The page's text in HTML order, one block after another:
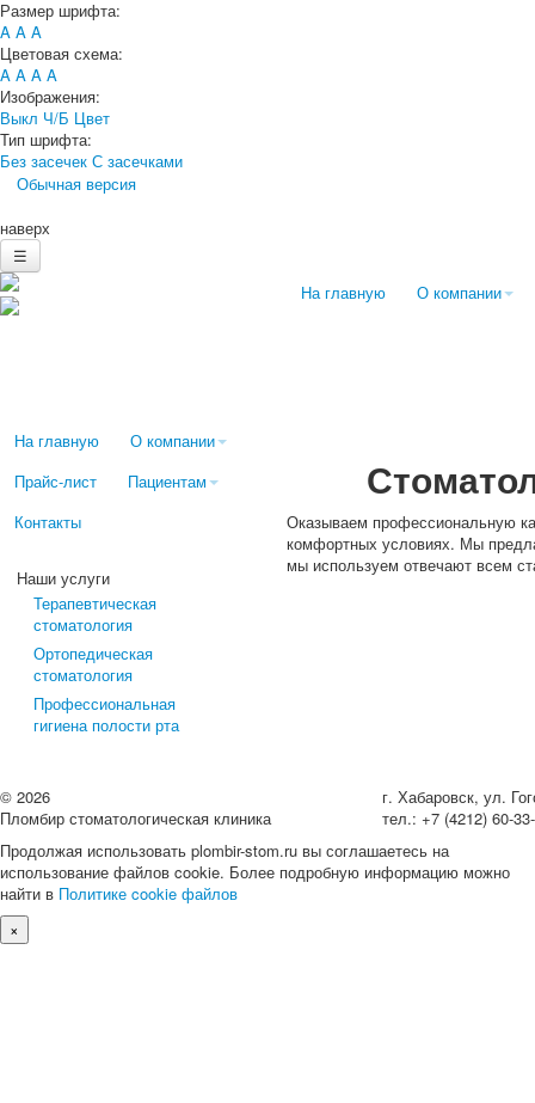
Размер шрифта:
A A A
Цветовая схема:
A A A A
Изображения:
Выкл Ч/Б Цвет
Тип шрифта:
Без засечек С засечками
Обычная версия
наверх
☰
На главную
О компании
На главную
О компании
Прайс-лист
Пациентам
Контакты
Наши услуги
Терапевтическая
стоматология
Ортопедическая
стоматология
Профессиональная
гигиена полости рта
Оказываем профессиональную
комфортных условиях. Мы
мы используем отвечают всем
© 2026
Пломбир стоматологическая клиника
г. Хабаровск, ул.
тел.: +7 (4212) 60-
Продолжая использовать plombir-stom.ru вы соглашаетесь на
использование файлов cookie. Более подробную информацию можно
найти в Политике cookie файлов
×